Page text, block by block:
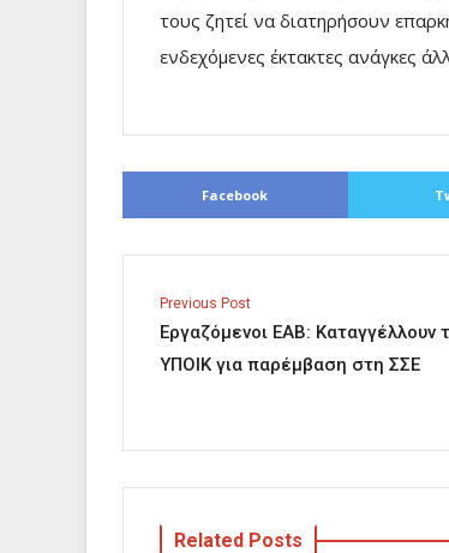
τους ζητεί να διατηρήσουν
ενδεχόμενες έκτακτες ανάγκες
Facebook
Previous Post
Εργαζόμενοι ΕΑΒ: Καταγγέλλουν
ΥΠΟΙΚ για παρέμβαση στη ΣΣΕ
Related Posts